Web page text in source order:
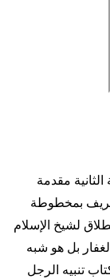
مقدمة
بمخطوطة
لشيخ الإسلام
بل هو شبه
تنبيه الرجل